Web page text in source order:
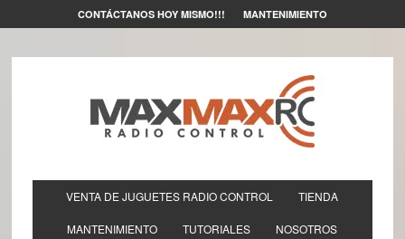
CONTÁCTANOS HOY MISMO!!! MANTENIMIENTO
VENTA DE JUGUETES RADIO CONTROL TIENDA
MANTENIMIENTO TUTORIALES NOSOTROS